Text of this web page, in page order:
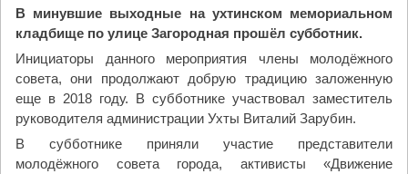
т
в
у
»
"
р
е
и
к
р
В минувшие выходные на ухтинском мемориальном
кладбище по улице Загородная прошёл субботник.
Инициаторы данного мероприятия члены молодёжного
совета, они продолжают добрую традицию заложенную
еще в 2018 году. В субботнике участвовал заместитель
руководителя администрации Ухты Виталий Зарубин.
В субботнике приняли участие представители
молодёжного совета города, активисты «Движение